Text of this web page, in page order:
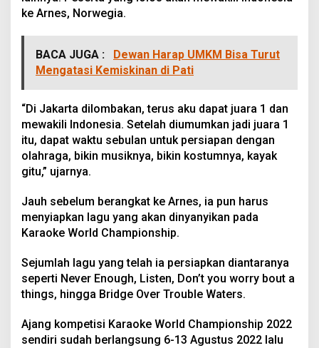
ke Arnes, Norwegia.
BACA JUGA :
Dewan Harap UMKM Bisa Turut
Mengatasi Kemiskinan di Pati
“Di Jakarta dilombakan, terus aku dapat juara 1 dan
mewakili Indonesia. Setelah diumumkan jadi juara 1
itu, dapat waktu sebulan untuk persiapan dengan
olahraga, bikin musiknya, bikin kostumnya, kayak
gitu,” ujarnya.
Jauh sebelum berangkat ke Arnes, ia pun harus
menyiapkan lagu yang akan dinyanyikan pada
Karaoke World Championship.
Sejumlah lagu yang telah ia persiapkan diantaranya
seperti Never Enough, Listen, Don’t you worry bout a
things, hingga Bridge Over Trouble Waters.
Ajang kompetisi Karaoke World Championship 2022
sendiri sudah berlangsung 6-13 Agustus 2022 lalu